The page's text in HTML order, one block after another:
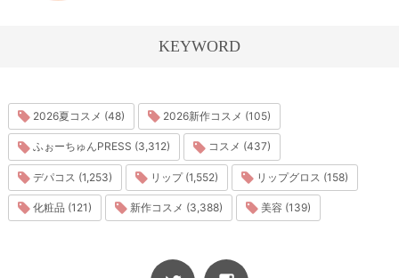
KEYWORD
2026夏コスメ (48) 2026新作コスメ (105)
ふぉーちゅんPRESS (3,312) コスメ (437)
デパコス (1,253) リップ (1,552) リップグロス (158)
化粧品 (121) 新作コスメ (3,388) 美容 (139)